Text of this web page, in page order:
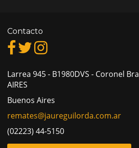
Contacto
Larrea 945 - B1980DVS - Coronel
AIRES
Buenos Aires
remates@jaureguilorda.com.ar
(02223) 44-5150